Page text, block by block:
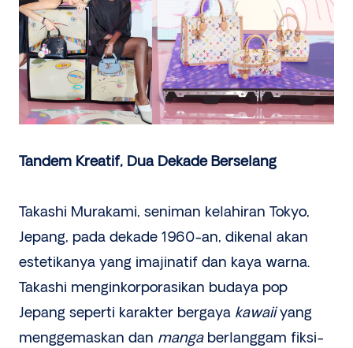
Tandem Kreatif, Dua Dekade Berselang
Takashi Murakami, seniman kelahiran Tokyo,
Jepang, pada dekade 1960-an, dikenal akan
estetikanya yang imajinatif dan kaya warna.
Takashi menginkorporasikan budaya pop
Jepang seperti karakter bergaya kawaiiyang
menggemaskan dan manga berlanggam fiksi-